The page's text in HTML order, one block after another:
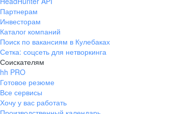
Партнерам
Инвесторам
Каталог компаний
Поиск по вакансиям в Кулебаках
Сетка: соцсеть для нетворкинга
Соискателям
hh PRO
Готовое резюме
Все сервисы
Хочу у вас работать